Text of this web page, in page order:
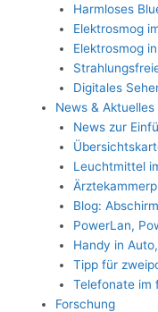
Harmloses
Elektrosmog
Elektrosmog
Digitales
News & Aktuelles
News zur
Leuchtmittel
Blog:
PowerLan,
Handy in
Tipp für
Telefonate im
Forschung